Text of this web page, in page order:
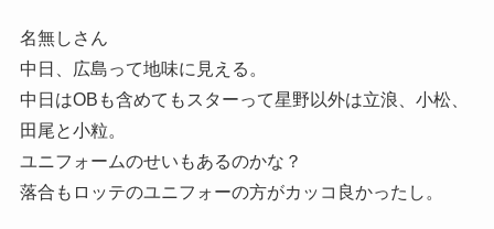
名無しさん
中日、広島って地味に見える。
中日はOBも含めてもスターって星野以外は立浪、小松、
田尾と小粒。
ユニフォームのせいもあるのかな？
落合もロッテのユニフォーの方がカッコ良かったし。